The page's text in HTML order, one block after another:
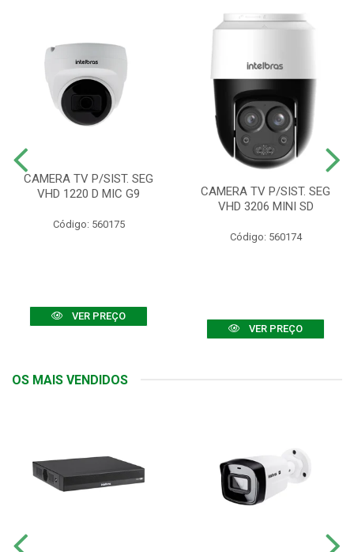
CAMERA TV P/SIST. SEG
VHD 1220 D MIC G9
Código: 560175
VER PREÇO
CAMERA TV P/SIST. SEG
VHD 3206 MINI SD
Código: 560174
VER PREÇO
OS MAIS VENDIDOS